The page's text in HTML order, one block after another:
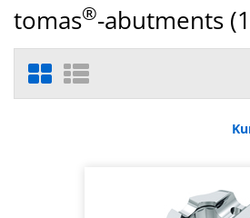
tomas®-abutments (